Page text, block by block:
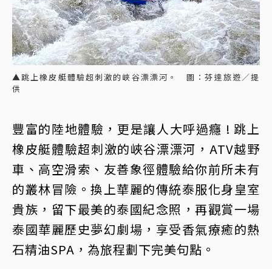
▲跳上橡皮艇體驗超刺激的峽谷漂漂河。 圖：芬達旅遊／提
供
豐富的陸地體驗，更是讓人大呼過癮 ! 跳上
橡皮艇體驗超刺激的峽谷漂漂河，ATV越野
車、高空滑索、友善象徑體驗給你前所未有
的叢林冒險。換上華麗的傳統泰服化身皇室
貴族，留下最美的泰國紀念照，再觀賞一場
泰國華麗歷史夢幻劇場，享受香氣療癒的熱
石精油SPA，為旅程劃下完美句點。